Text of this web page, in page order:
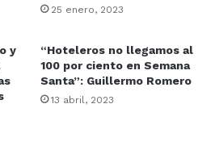
25 enero, 2023
y
“Hoteleros no llegamos al
100 por ciento en Semana
Santa”: Guillermo Romero
13 abril, 2023